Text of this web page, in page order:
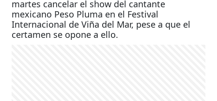
martes cancelar el show del cantante
mexicano Peso Pluma en el Festival
Internacional de Viña del Mar, pese a que el
certamen se opone a ello.